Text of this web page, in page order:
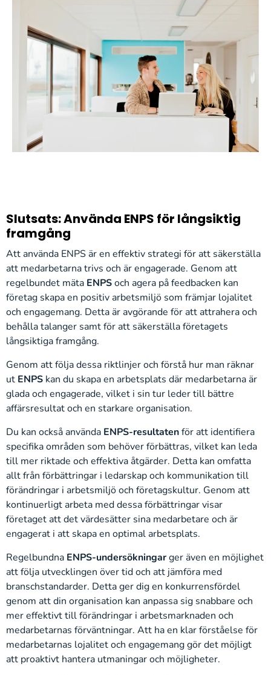
Slutsats: Använda ENPS för långsiktig
framgång
Att använda ENPS är en effektiv strategi för att säkerställa
att medarbetarna trivs och är engagerade. Genom att
regelbundet mäta ENPSoch agera på feedbacken kan
företag skapa en positiv arbetsmiljö som främjar lojalitet
och engagemang. Detta är avgörande för att attrahera och
behålla talanger samt för att säkerställa företagets
långsiktiga framgång.
Genom att följa dessa riktlinjer och förstå hur man räknar
ut ENPS kan du skapa en arbetsplats där medarbetarna är
glada och engagerade, vilket i sin tur leder till bättre
affärsresultat och en starkare organisation.
Du kan också använda ENPS-resultatenför att identifiera
specifika områden som behöver förbättras, vilket kan leda
till mer riktade och effektiva åtgärder. Detta kan omfatta
allt från förbättringar i ledarskap och kommunikation till
förändringar i arbetsmiljö och företagskultur. Genom att
kontinuerligt arbeta med dessa förbättringar visar
företaget att det värdesätter sina medarbetare och är
engagerat i att skapa en optimal arbetsplats.
Regelbundna ENPS-undersökningarger även en möjlighet
att följa utvecklingen över tid och att jämföra med
branschstandarder. Detta ger dig en konkurrensfördel
genom att din organisation kan anpassa sig snabbare och
mer effektivt till förändringar i arbetsmarknaden och
medarbetarnas förväntningar. Att ha en klar förståelse för
medarbetarnas lojalitet och engagemang gör det möjligt
att proaktivt hantera utmaningar och möjligheter.